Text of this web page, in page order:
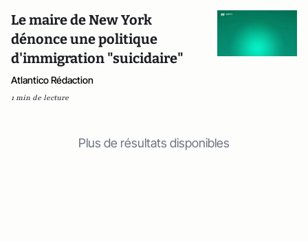
Le maire de New York
dénonce une politique
d'immigration "suicidaire"
Atlantico Rédaction
1 min de lecture
Plus de résultats disponibles